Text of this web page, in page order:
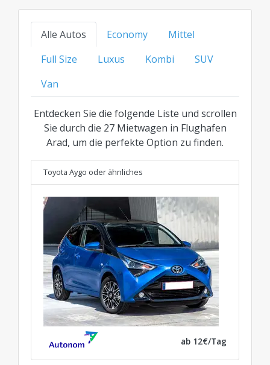
Kompaktwagen und Hybridmodellen bis hin zu
Familienautos, SUVs oder der Luxusklasse –
finden Sie Ihre ideale Option zum besten
transparenten Preis für jede Kategorie.
Alle Autos Economy
Mittel
Full Size
Luxus Kombi
SUV
Van
Entdecken Sie die folgende Liste und scrollen
Sie durch die 27 Mietwagen in Flughafen
Arad, um die perfekte Option zu finden.
Toyota Aygo oder ähnliches
ab 12€/Tag